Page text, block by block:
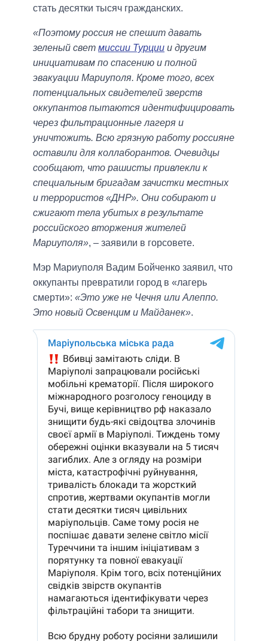
стать десятки тысяч гражданских.
«Поэтому россия не спешит давать
зеленый свет миссии Турции и другим
инициативам по спасению и полной
эвакуации Мариуполя. Кроме того, всех
потенциальных свидетелей зверств
оккупантов пытаются идентифицировать
через фильтрационные лагеря и
уничтожить. Всю грязную работу россияне
оставили для коллаборантов. Очевидцы
сообщают, что рашисты привлекли к
специальным бригадам зачистки местных
и террористов «ДНР». Они собирают и
сжигают тела убитых в результате
российского вторжения жителей
Мариуполя», – заявили в горсовете.
Мэр Мариуполя Вадим Бойченко заявил, что
оккупанты превратили город в «лагерь
смерти»: «Это уже не Чечня или Алеппо.
Это новый Освенцим и Майданек».